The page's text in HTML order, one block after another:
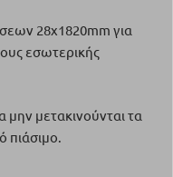
28x1820mm για
εσωτερικής
μην μετακινούνται τα
πιάσιμο.